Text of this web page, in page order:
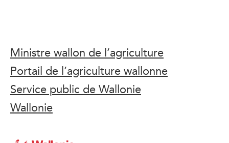
Ministre wallon de l’agriculture
Portail de l’agriculture wallonne
Service public de Wallonie
Wallonie